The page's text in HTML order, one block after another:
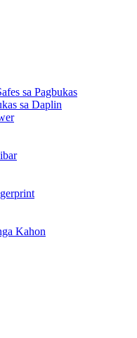
sa Pagbukas
sa Daplin
Kahon